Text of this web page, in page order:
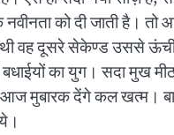
नवीनता को दी जाती
वह दूसरे सेकेण्ड उससे
का युग। सदा मुख
मुबारक देंगे कल खत्म।